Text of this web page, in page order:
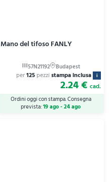
Mano del tifoso FANLY
per125 pezzi stampa inclusa i
2.24 € cad.
Ordini oggi con stampa. Consegna
prevista:19 ago - 24 ago